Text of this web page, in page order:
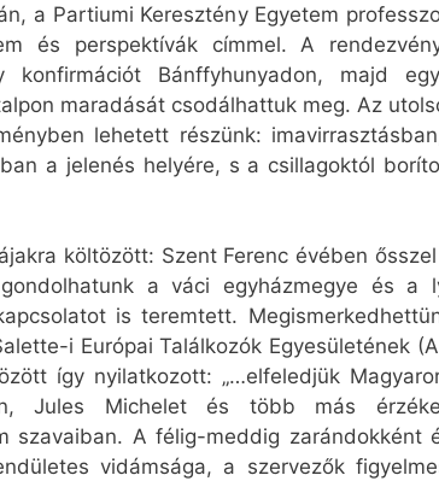
a Partiumi Keresztény Egyetem
és perspektívák címmel. A
konfirmációt Bánffyhunyadon, majd
maradását csodálhattuk meg. Az
lehetett részünk:
a jelenés helyére, s a csillagoktól
költözött: Szent Ferenc évében
a váci egyházmegye és a
is teremtett.
i Európai Találkozók Egyesületének
így nyilatkozott: „…elfeledjük
Jules Michelet és több más
szavaiban. A félig-meddig zarándokként
vidámsága, a szervezők